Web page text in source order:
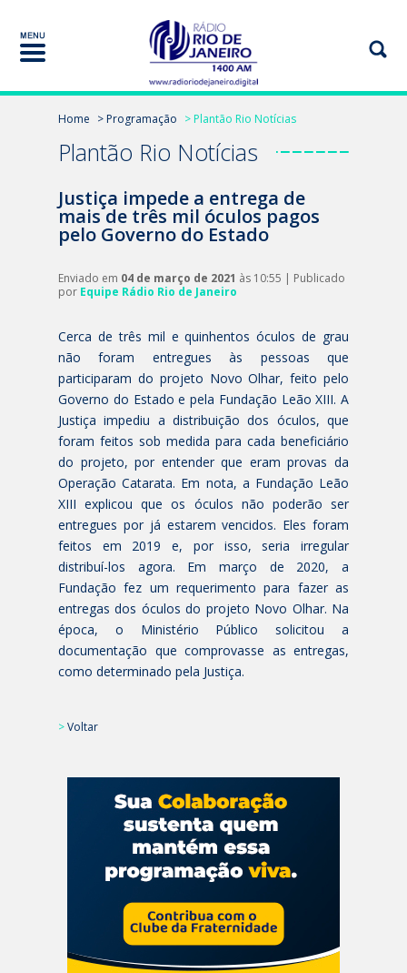
Home > Programação > Plantão Rio Notícias
Plantão Rio Notícias
Justiça impede a entrega de
mais de três mil óculos pagos
pelo Governo do Estado
Enviado em 04 de março de 2021 às 10:55 | Publicado
por Equipe Rádio Rio de Janeiro
Cerca de três mil e quinhentos óculos de grau
não foram entregues às pessoas que
participaram do projeto Novo Olhar, feito pelo
Governo do Estado e pela Fundação Leão XIII. A
Justiça impediu a distribuição dos óculos, que
foram feitos sob medida para cada beneficiário
do projeto, por entender que eram provas da
Operação Catarata. Em nota, a Fundação Leão
XIII explicou que os óculos não poderão ser
entregues por já estarem vencidos. Eles foram
feitos em 2019 e, por isso, seria irregular
distribuí-los agora. Em março de 2020, a
Fundação fez um requerimento para fazer as
entregas dos óculos do projeto Novo Olhar. Na
época, o Ministério Público solicitou a
documentação que comprovasse as entregas,
como determinado pela Justiça.
>Voltar